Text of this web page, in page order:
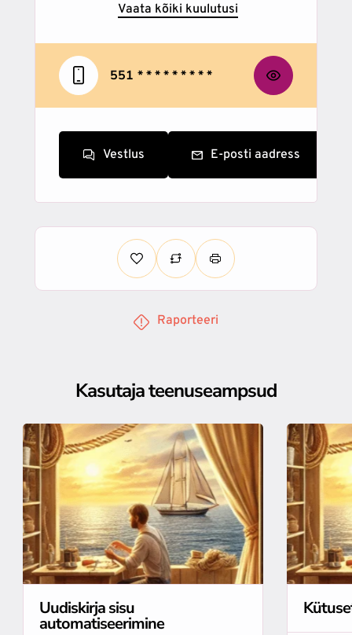
Vaata kõiki kuulutusi
551 * * * * * * * * *
Vestlus E-posti aadress
Raporteeri
Kasutaja teenuseampsud
Uudiskirja sisu
automatiseerimine